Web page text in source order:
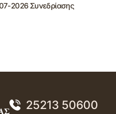
2026 Συνεδρίασης
25213 50600